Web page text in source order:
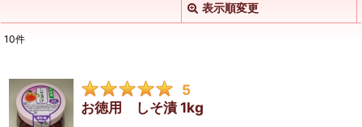
表示順変更
期間:
10件
5
お徳用 しそ漬 1kg